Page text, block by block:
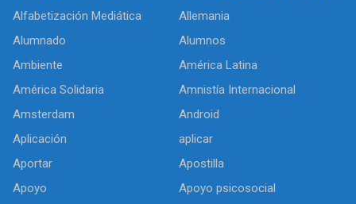
Alfabetización Mediática
Allemania
Alumnado
Alumnos
Ambiente
América Latina
América Solidaria
Amnistía Internacional
Amsterdam
Android
Aplicación
aplicar
Aportar
Apostilla
Apoyo
Apoyo psicosocial